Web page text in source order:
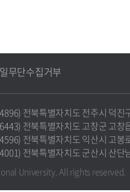
무단수집거부
전북특별자치도 전주시 덕
전북특별자치도 고창군 고창
전북특별자치도 익산시 고봉
전북특별자치도 군산시 산단
University.All rights reserved.